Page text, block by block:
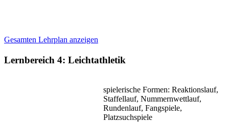
Gesamten Lehrplan anzeigen
Lernbereich 4: Leichtathletik
spielerische Formen: Reaktionslauf,
Staffellauf, Nummernwettlauf,
Rundenlauf, Fangspiele,
Platzsuchspiele